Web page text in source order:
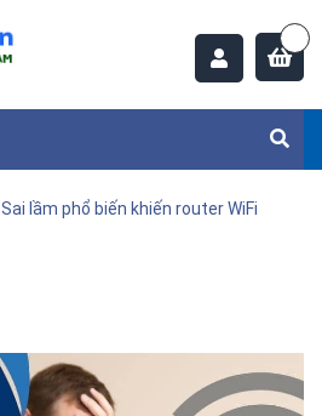
Sai lầm phổ biến khiến router WiFi